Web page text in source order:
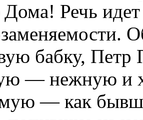
Дома! Речь
бабку,
— нежную и
— как